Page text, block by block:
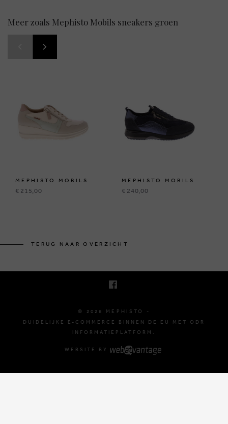
Meer zoals Mephisto Mobils sneakers groen
MEPHISTO MOBILS
€ 215,00
MEPHISTO MOBILS
€ 240,00
TERUG NAAR OVERZICHT
© 2026 MEPHISTO -
DUIDELIJKE E-COMMERCE BINNEN DE EU MET ODR
INFORMATIEPLATFORM.
WEBSITE BY